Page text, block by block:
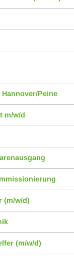
Peine
m/w/d
(m/w/d)
(m/w/d)